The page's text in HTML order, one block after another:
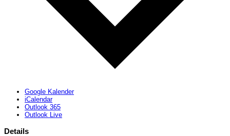
Google Kalender
iCalendar
Outlook 365
Outlook Live
Details